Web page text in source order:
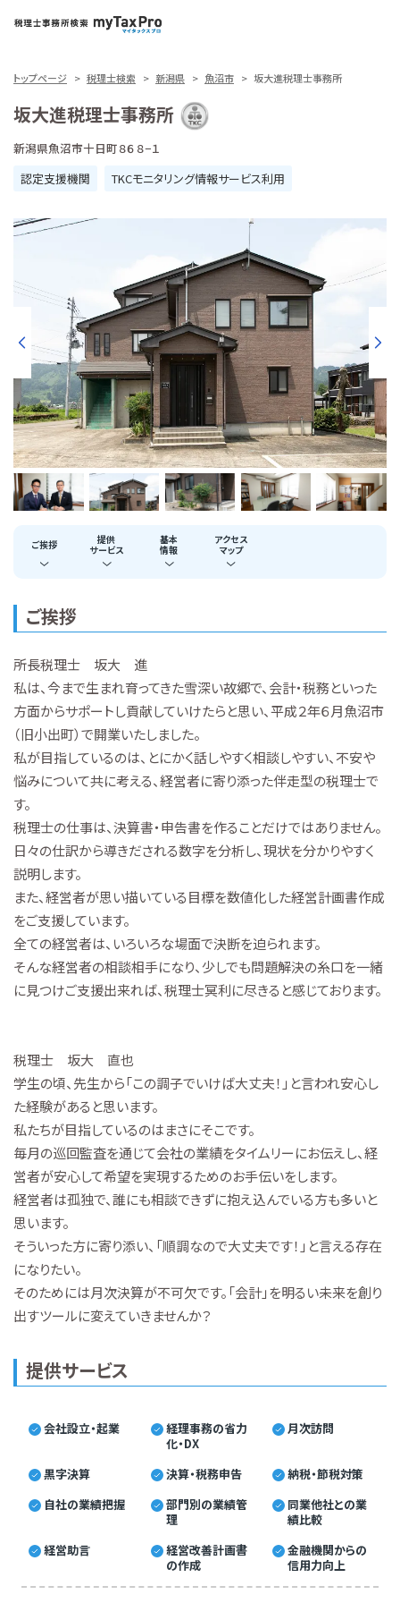
トップページ 税理士検索 新潟県 魚沼市 坂大進税理士事務所
坂大進税理士事務所
新潟県魚沼市十日町８６８−１
認定支援機関
TKCモニタリング情報サービス利用
ご挨拶
提供
サービス
基本
情報
アクセス
マップ
ご挨拶
所長税理士 坂大 進
私は、今まで生まれ育ってきた雪深い故郷で、会計・税務といった
方面からサポートし貢献していけたらと思い、平成２年６月魚沼市
（旧小出町）で開業いたしました。
私が目指しているのは、とにかく話しやすく相談しやすい、不安や
悩みについて共に考える、経営者に寄り添った伴走型の税理士で
す。
税理士の仕事は、決算書・申告書を作ることだけではありません。
日々の仕訳から導きだされる数字を分析し、現状を分かりやすく
説明します。
また、経営者が思い描いている目標を数値化した経営計画書作成
をご支援しています。
全ての経営者は、いろいろな場面で決断を迫られます。
そんな経営者の相談相手になり、少しでも問題解決の糸口を一緒
に見つけご支援出来れば、税理士冥利に尽きると感じております。
税理士 坂大 直也
学生の頃、先生から「この調子でいけば大丈夫！」と言われ安心し
た経験があると思います。
私たちが目指しているのはまさにそこです。
毎月の巡回監査を通じて会社の業績をタイムリーにお伝えし、経
営者が安心して希望を実現するためのお手伝いをします。
経営者は孤独で、誰にも相談できずに抱え込んでいる方も多いと
思います。
そういった方に寄り添い、「順調なので大丈夫です！」と言える存在
になりたい。
そのためには月次決算が不可欠です。「会計」を明るい未来を創り
出すツールに変えていきませんか？
提供サービス
会社設立・起業
経理事務の省力
化・DX
月次訪問
黒字決算 決算・税務申告
納税・節税対策
自社の業績把握
部門別の業績管
理
同業他社との業
績比較
経営助言
経営改善計画書
の作成
金融機関からの
信用力向上